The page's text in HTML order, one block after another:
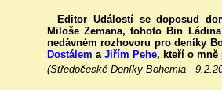
Editor Událostí se doposud
Miloše Zemana, tohoto Bin
nedávném rozhovoru pro deníky
Dostálem a Jiřím Pehe, kteří o mně
(Středočeské Deníky Bohemia -